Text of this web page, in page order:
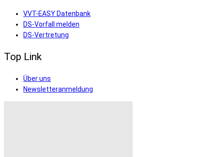
VVT-EASY Datenbank
DS-Vorfall melden
DS-Vertretung
Top Link
Über uns
Newsletteranmeldung